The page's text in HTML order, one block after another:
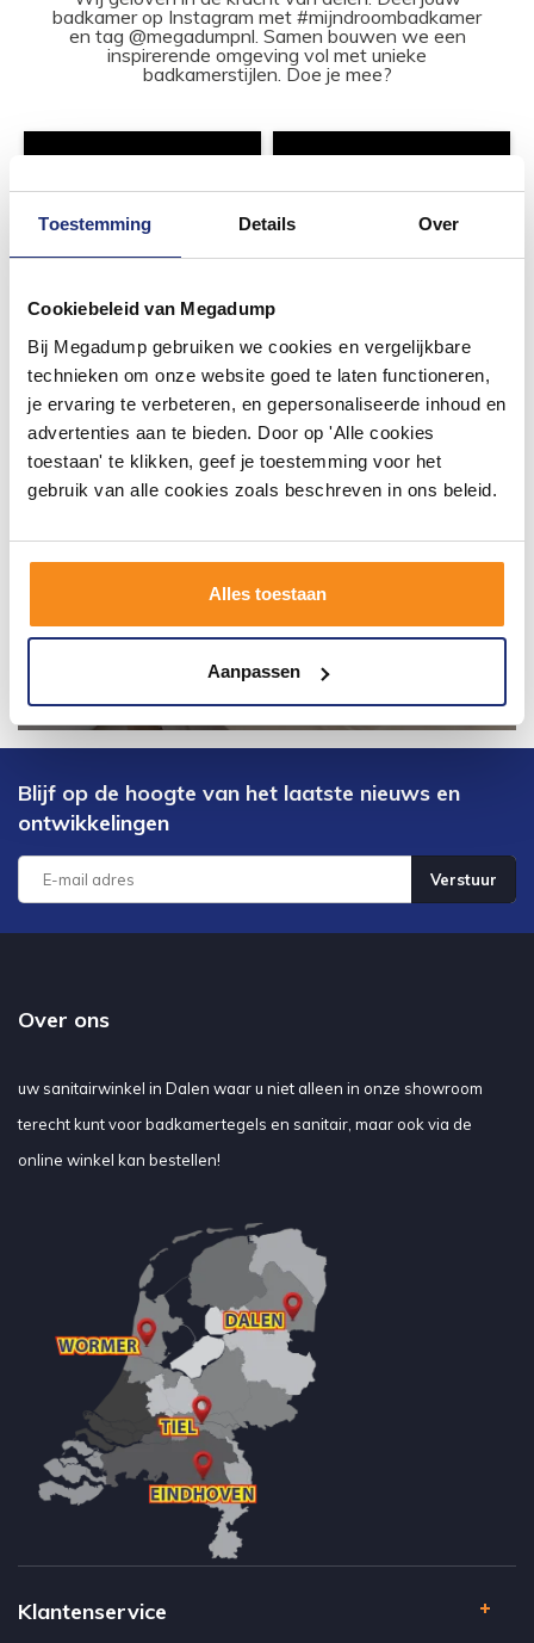
Toestemming Details Over
Cookiebeleid van Megadump
Bij Megadump gebruiken we cookies en vergelijkbare
technieken om onze website goed te laten functioneren,
je ervaring te verbeteren, en gepersonaliseerde inhoud en
advertenties aan te bieden. Door op 'Alle cookies
toestaan' te klikken, geef je toestemming voor het
gebruik van alle cookies zoals beschreven in ons beleid.
Alles toestaan
Aanpassen
badkamer op Instagram met #mijndroombadkamer
en tag @megadumpnl. Samen bouwen we een
inspirerende omgeving vol met unieke
badkamerstijlen. Doe je mee?
Blijf op de hoogte van het laatste nieuws en
ontwikkelingen
Verstuur
Over ons
uw sanitairwinkel in Dalen waar u niet alleen in onze showroom
terecht kunt voor badkamertegels en sanitair, maar ook via de
online winkel kan bestellen!
Klantenservice